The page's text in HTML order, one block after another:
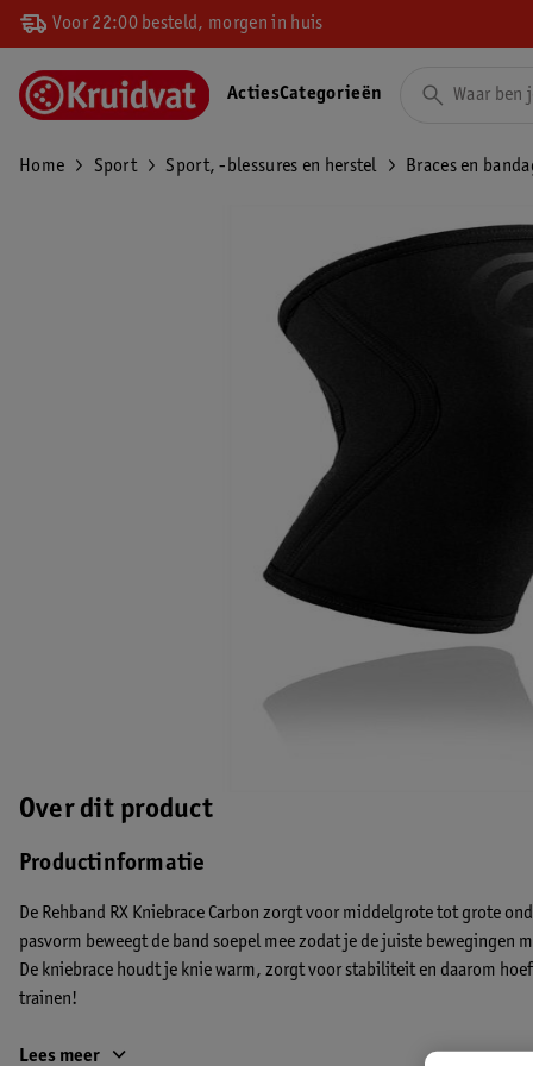
Voor 22:00 besteld, morgen in huis
ActiesCategorieën
Home Sport Sport, -blessures en herstel Braces en
Over dit product
Productinformatie
De Rehband RX Kniebrace Carbon zorgt voor middelgrote tot grote
pasvorm beweegt de band soepel mee zodat je de juiste bewegingen
De kniebrace houdt je knie warm, zorgt voor stabiliteit en daarom
trainen!
Kleuren Rehband kniebrace
Lees meer